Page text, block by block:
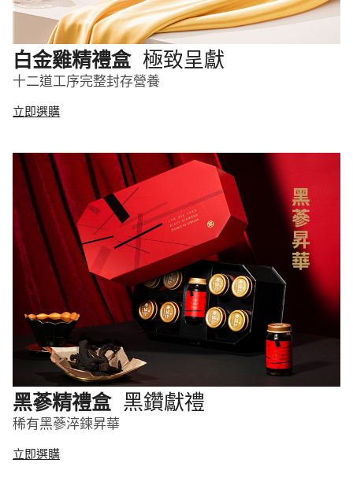
白金雞精禮盒 極致呈獻
十二道工序完整封存營養
立即選購
黑蔘精禮盒 黑鑽獻禮
稀有黑蔘淬鍊昇華
立即選購